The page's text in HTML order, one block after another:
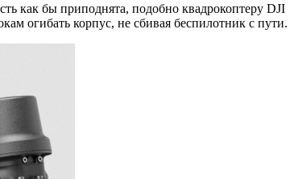
как бы приподнята, подобно квадрокоптеру DJI
огибать корпус, не сбивая беспилотник с пути.